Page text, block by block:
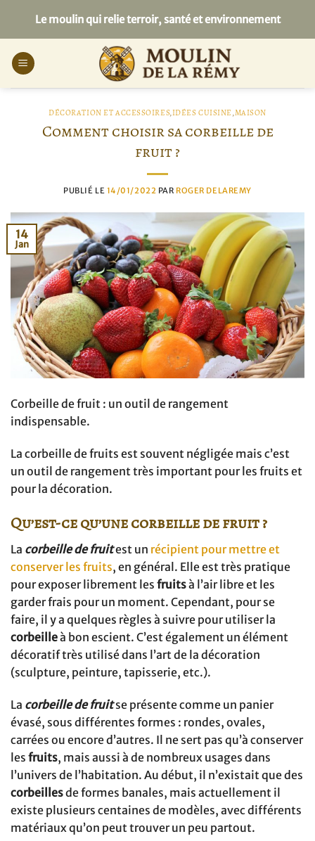
contenu
Le moulin qui relie terroir, santé et environnement
DÉCORATION ET ACCESSOIRES,IDÉES CUISINE ,MAISON
Comment choisir sa corbeille de
fruit ?
PUBLIÉ LE 14/01/2022 PAR ROGER DELAREMY
14
Jan
Corbeille de fruit : un outil de rangement
indispensable.
La corbeille de fruits est souvent négligée mais c’est
un outil de rangement très important pour les fruits et
pour la décoration.
Qu’est-ce qu’une corbeille de fruit ?
La corbeille de fruitest un récipient pour mettre et
conserver les fruits, en général. Elle est très pratique
pour exposer librement les fruitsà l’air libre et les
garder frais pour un moment. Cependant, pour se
faire, il y a quelques règles à suivre pour utiliser la
corbeilleà bon escient. C’est également un élément
décoratif très utilisé dans l’art de la décoration
(sculpture, peinture, tapisserie, etc.).
La corbeille de fruitse présente comme un panier
évasé, sous différentes formes : rondes, ovales,
carrées ou encore d’autres. Il ne sert pas qu’à conserver
les fruits, mais aussi à de nombreux usages dans
l’univers de l’habitation. Au début, il n’existait que des
corbeillesde formes banales, mais actuellement il
existe plusieurs centaines de modèles, avec différents
matériaux qu’on peut trouver un peu partout.